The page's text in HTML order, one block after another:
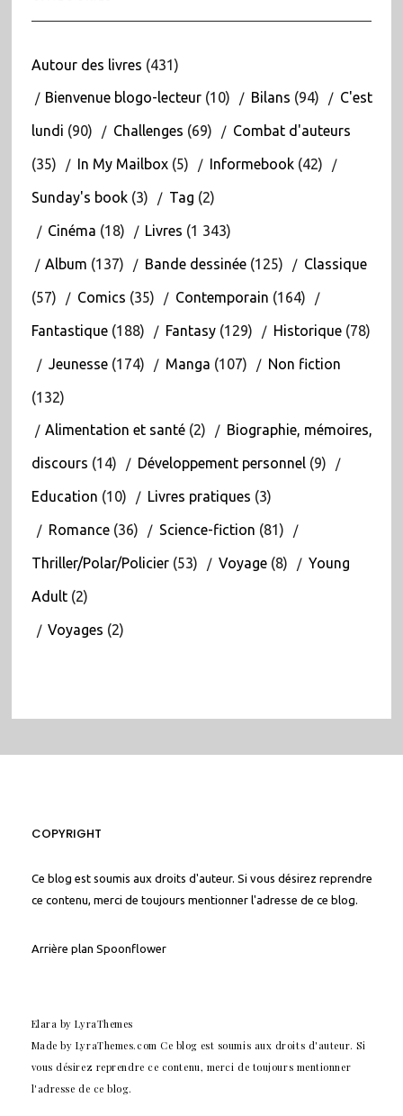
Autour des livres (431)
Bienvenue blogo-lecteur(10) Bilans (94) C'est
lundi (90) Challenges (69) Combat d'auteurs
(35) In My Mailbox(5) Informebook(42)
Sunday's book(3) Tag (2)
Cinéma (18) Livres (1 343)
Album (137) Bande dessinée(125) Classique
(57) Comics (35) Contemporain (164)
Fantastique(188) Fantasy(129) Historique(78)
Jeunesse(174) Manga (107) Non fiction
(132)
Alimentation et santé(2) Biographie, mémoires,
discours (14) Développement personnel(9)
Education (10) Livres pratiques (3)
Romance(36) Science-fiction (81)
Thriller/Polar/Policier(53) Voyage(8) Young
Adult(2)
Voyages (2)
COPYRIGHT
Ce blog est soumis aux droits d'auteur. Si vous désirez reprendre
ce contenu, merci de toujours mentionner l'adresse de ce blog.
Arrière plan Spoonflower
Elara by LyraThemes
Made by LyraThemes.com Ce blog est soumis aux droits d'auteur. Si
vous désirez reprendre ce contenu, merci de toujours mentionner
l'adresse de ce blog.